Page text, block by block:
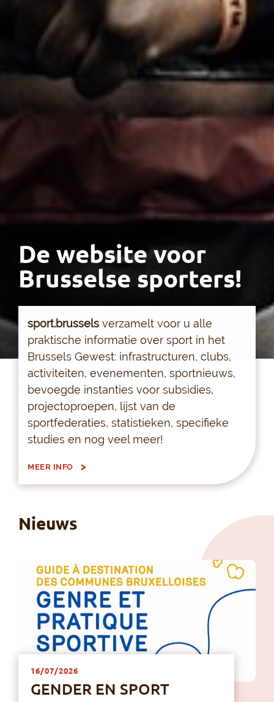
De website voor
Brusselse sporters!
sport.brussels verzamelt voor u alle
praktische informatie over sport in het
Brussels Gewest: infrastructuren, clubs,
activiteiten, evenementen, sportnieuws,
bevoegde instanties voor subsidies,
projectoproepen, lijst van de
sportfederaties, statistieken, specifieke
studies en nog veel meer!
MEER INFO
Nieuws
16/07/2026
GENDER EN SPORT